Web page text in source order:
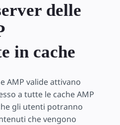
delle
in cache
AMP valide attivano
a tutte le cache AMP
gli utenti potranno
che vengono